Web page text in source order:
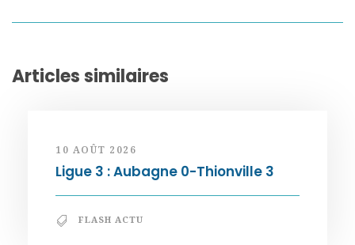
Articles similaires
10 AOÛT 2026
Ligue 3 : Aubagne 0-Thionville 3
FLASH ACTU